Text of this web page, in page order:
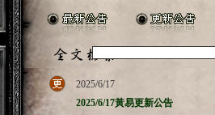
2025/6/17
2025/6/17黃易更新公告